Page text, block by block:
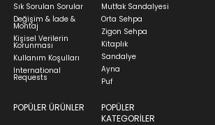
Sık Sorulan Sorular
Değişim & İade &
Montaj
Kişisel Verilerin
Korunması
Kullanım Koşulları
International
Requests
Mutfak Sandalyesi
Orta Sehpa
Zigon Sehpa
Kitaplık
Sandalye
Ayna
Puf
POPÜLER ÜRÜNLER
POPÜLER
KATEGORİLER